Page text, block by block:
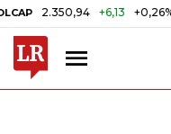
2.350,94 +6,13 +0,26%